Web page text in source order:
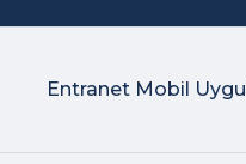
Entranet Mobil